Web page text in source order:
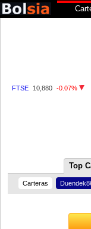
FTSE 10,880 -0.07%
Top
Carteras